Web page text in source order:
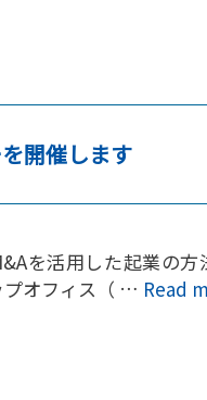
開催します
を活用した起業の
オフィス（ … Read